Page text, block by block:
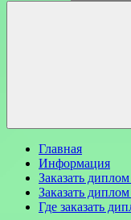
Главная
Информация
Заказать
Заказать
Где заказать